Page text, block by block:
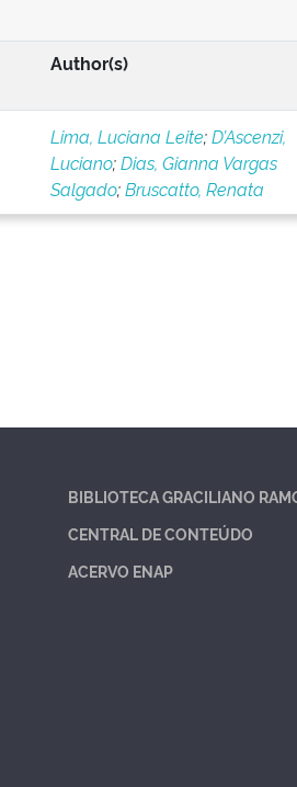
Author(s)
Lima, Luciana Leite;D’Ascenzi,
Luciano;Dias, Gianna Vargas
Salgado;Bruscatto, Renata
BIBLIOTECA GRACILIANO
CENTRAL DE CONTEÚDO
ACERVO ENAP